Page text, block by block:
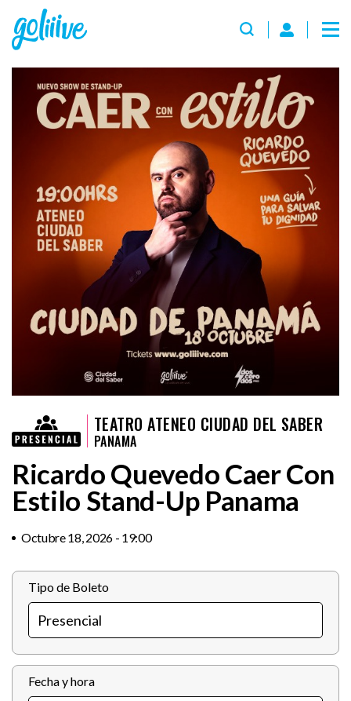
TEATRO ATENEO CIUDAD DEL SABER
PANAMA
Ricardo Quevedo Caer Con
Estilo Stand-Up Panama
Octubre 18, 2026 - 19:00
Tipo de Boleto
Fecha y hora